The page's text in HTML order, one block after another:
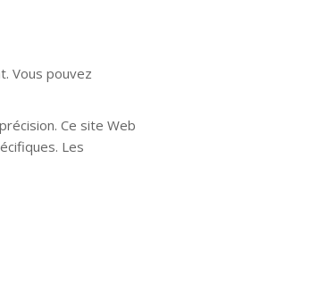
Vous pouvez
Ce site Web
Les